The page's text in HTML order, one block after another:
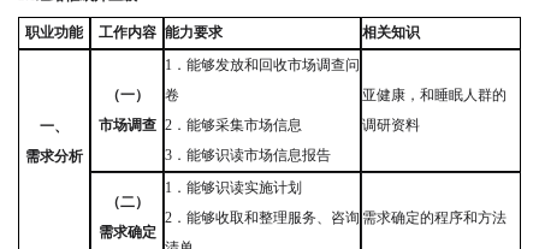
职业功能 工作内容 能力要求 相关知识
一、
需求分析
（一）
市场调查
1 ．能够发放和回收市场调查问
卷
2 ．能够采集市场信息
3 ．能够识读市场信息报告
亚健康，和睡眠人群的
调研资料
（二）
需求确定
1 ．能够识读实施计划
2 ．能够收取和整理服务、咨询 需求确定的程序和方法